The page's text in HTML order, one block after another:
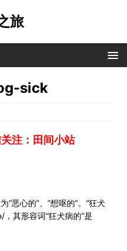
旅
sick
注：田间小站
恶心的”、“想呕的”。“狂犬
其形容词“狂犬病的”是